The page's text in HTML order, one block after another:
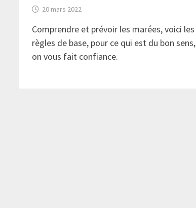
20 mars 2022
Comprendre et prévoir les marées, voici les
règles de base, pour ce qui est du bon sens,
on vous fait confiance.